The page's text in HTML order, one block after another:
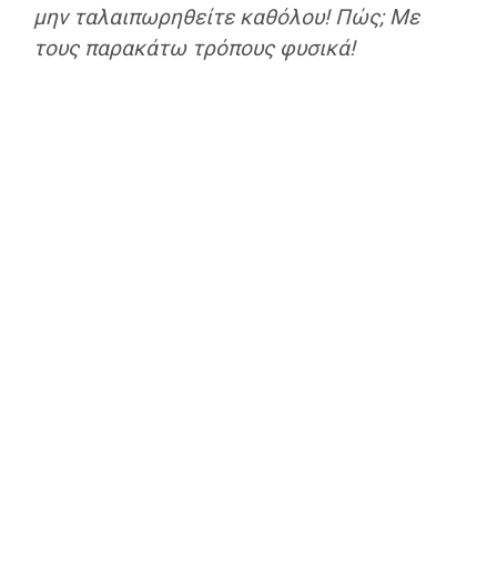
μην ταλαιπωρηθείτε καθόλου! Πώς; Με
τους παρακάτω τρόπους φυσικά!